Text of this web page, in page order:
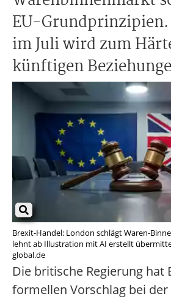
EU-
im Juli wird zum
künftigen
Brexit-Handel: London schlägt Waren-
lehnt ab Illustration mit AI erstellt
global.de
Die britische Regierung hat
formellen Vorschlag bei